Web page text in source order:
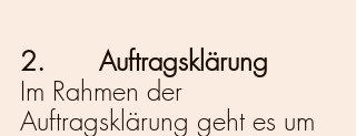
2.       Auftragsklärung
Im Rahmen der
Auftragsklärung geht es um